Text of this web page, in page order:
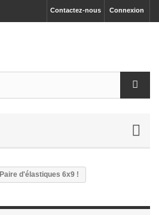
Connexion
Contactez-nous
Paire d'élastiques 6x9 !